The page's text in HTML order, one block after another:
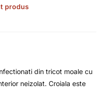
produs
din tricot moale cu
neizolat. Croiala este